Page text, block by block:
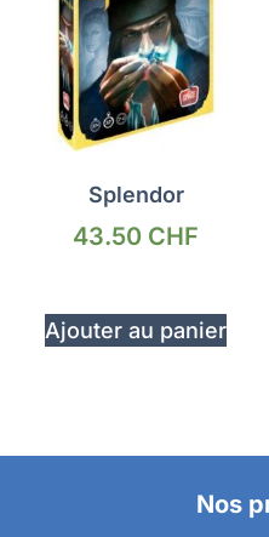
Splendor
43.50 CHF
Ajouter au panier
Nos